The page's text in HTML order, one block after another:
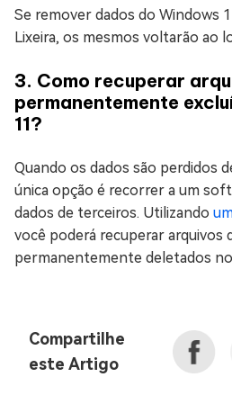
Se remover dados do Windows
Lixeira, os mesmos voltarão ao
3. Como recuperar
permanentemente
11?
Quando os dados são perdidos
única opção é recorrer a um
dados de terceiros. Utilizando
você poderá recuperar arquivos
permanentemente deletados
Compartilhe
este Artigo